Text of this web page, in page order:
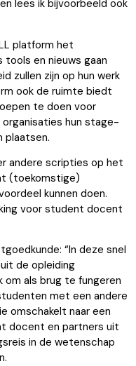
lees ik bijvoorbeeld ook
platform het
en nieuws gaan
zullen zijn op hun werk
ook de ruimte biedt
te doen voor
hun stage-
plaatsen.
andere scripties op het
(toekomstige)
kunnen doen.
voor student docent
“In deze snel
de opleiding
als brug te fungeren
met een andere
omschakelt naar een
docent en partners uit
in de wetenschap